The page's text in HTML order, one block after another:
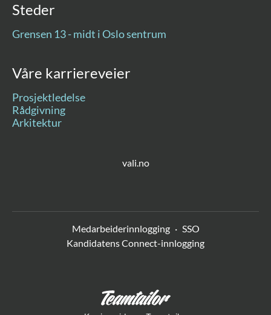
Steder
Grensen 13 - midt i Oslo sentrum
Våre karriereveier
Prosjektledelse
Rådgivning
Arkitektur
vali.no
Medarbeiderinnlogging · SSO
Kandidatens Connect-innlogging